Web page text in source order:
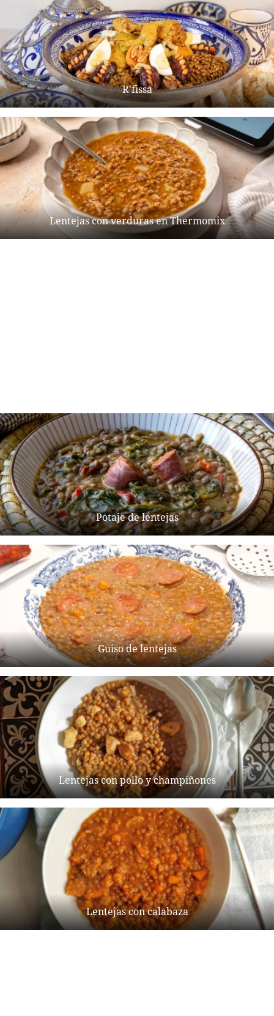
R'fissa
Lentejas con verduras en Thermomix
Potaje de lentejas
Guiso de lentejas
Lentejas con pollo y champiñones
Lentejas con calabaza